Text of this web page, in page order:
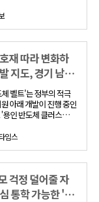
전이 기대되는 곳이다.
재 따라 변화하
지도, 경기 남부
스…벨트'는 정부의 적극
아래 개발이 진행 중인
용인 반도체 클러스
최대·최고 반도체 메
시들이 주축으로 이뤄
임스
걱정 덜어줄 자
통학 가능한 '안